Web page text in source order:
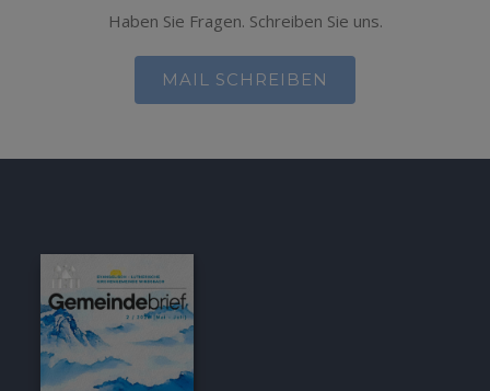
Haben Sie Fragen. Schreiben Sie uns.
MAIL SCHREIBEN